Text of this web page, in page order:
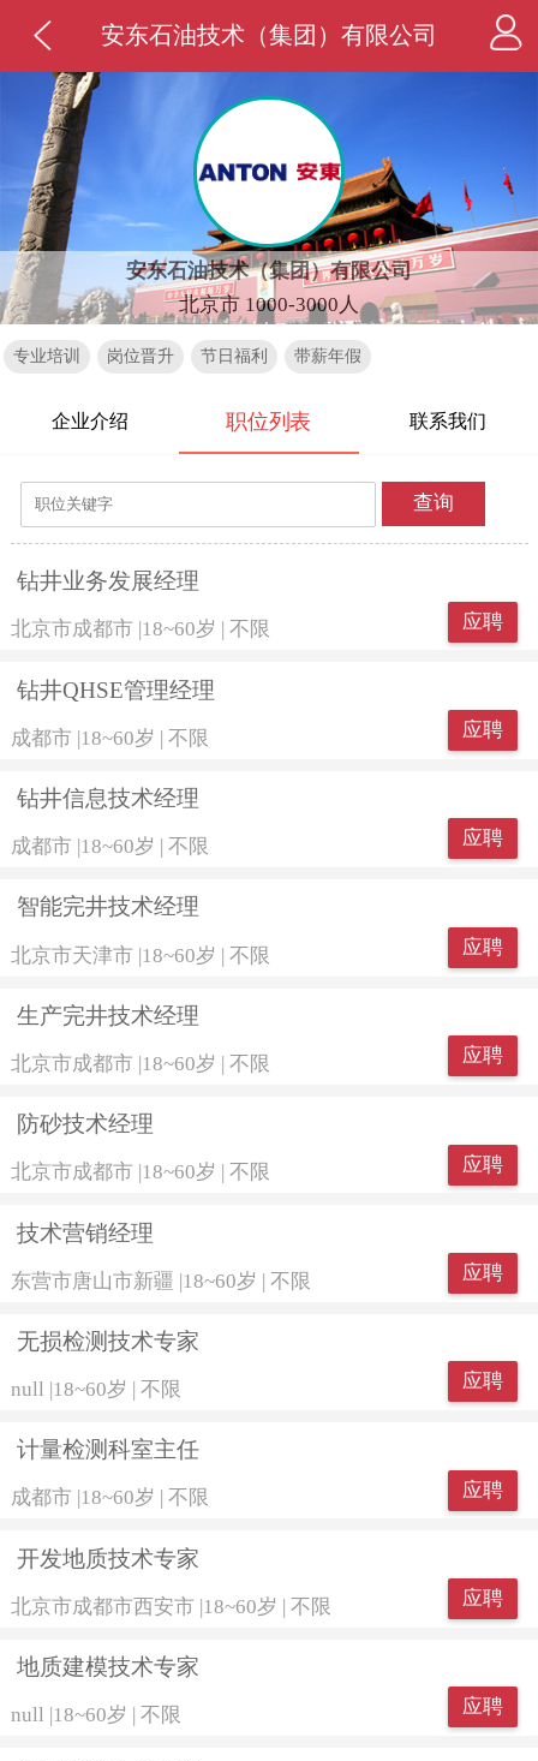
安东石油技术（集团）有限公司
安东石油技术（集团）有限公司
北京市 1000-3000人
专业培训 岗位晋升 节日福利 带薪年假
企业介绍 职位列表 联系我们
查询
钻井业务发展经理
北京市成都市 18~60岁 不限 应聘
钻井QHSE管理经理
成都市 |18~60岁 | 不限 应聘
钻井信息技术经理
成都市 18~60岁 不限 应聘
智能完井技术经理
北京市天津市 |18~60岁 | 不限 应聘
生产完井技术经理
北京市成都市 |18~60岁 | 不限 应聘
防砂技术经理
北京市成都市 18~60岁 不限 应聘
技术营销经理
东营市唐山市新疆 |18~60岁 | 不限 应聘
无损检测技术专家
null |18~60岁 | 不限 应聘
计量检测科室主任
成都市 18~60岁 不限 应聘
开发地质技术专家
北京市成都市西安市 |18~60岁 | 不限 应聘
地质建模技术专家
null 18~60岁 不限 应聘